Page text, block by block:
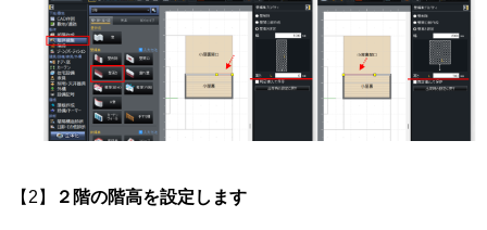
【2】 ２階の階高を設定します